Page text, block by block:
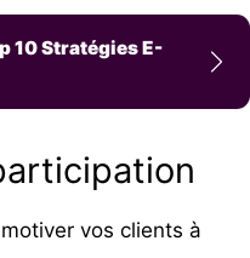
10 Stratégies E-
vos clients à